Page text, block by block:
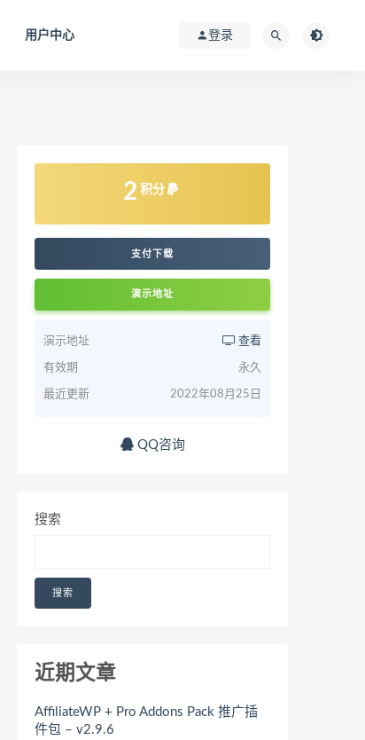
用户中心 登录
2 积分
支付下载
演示地址
演示地址 查看
有效期 永久
最近更新 2022年08月25日
QQ咨询
搜索
搜索
近期文章
AffiliateWP + Pro Addons Pack 推广插
件包 – v2.9.6